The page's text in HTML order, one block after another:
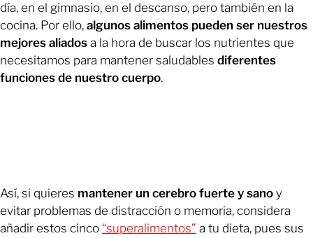
día, en el gimnasio, en el descanso, pero también en la
cocina. Por ello, algunos alimentos pueden ser nuestros
mejores aliados a la hora de buscar los nutrientes que
necesitamos para mantener saludables diferentes
funciones de nuestro cuerpo.
Así, si quieres mantener un cerebro fuerte y sano y
evitar problemas de distracción o memoria, considera
añadir estos cinco “superalimentos” a tu dieta, pues sus